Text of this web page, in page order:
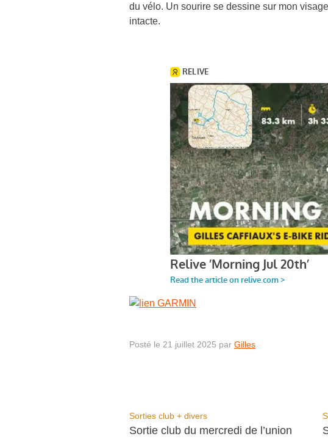
du vélo. Un sourire se dessine sur mon
intacte.
Posté le 21 juillet 2025 par Gilles
Sorties club + divers
Sortie club du mercredi de l’union